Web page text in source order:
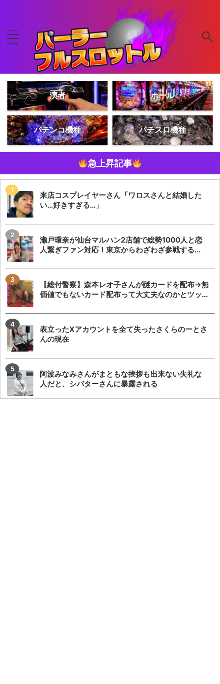
演者 ホール
パチンコ機種 パチスロ機種
急上昇記事
来店コスプレイヤーさん「ワロスさんと結婚した
い…好きすぎる…」
瀬戸環奈が仙台マルハン2店舗で総勢1000人と恋
人繋ぎファン対応！東京からわざわざ参戦する...
【総付警察】森本レオ子さんが謎カードを配布→無
価値でもないカード配布って大丈夫なのかとツッ...
表立ったXアカウントを全て失ったさくらのーとさ
んの現在
阿波みなみさんがまともな挨拶も出来ない失礼な
人だと、シバターさんに暴露される